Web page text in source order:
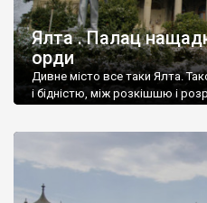
Ялта . Палац
орди
Дивне місто все таки Ялта.
і бідністю, між розкішшю і